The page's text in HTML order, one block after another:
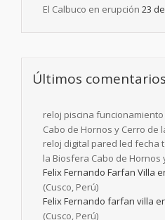
El Calbuco en erupción 23
Últimos comentarios
reloj piscina funcionamiento
Cabo de Hornos y Cerro de
reloj digital pared led fecha
la Biosfera Cabo de Hornos
Felix Fernando Farfan Villa
(Cusco, Perú)
Felix Fernando farfan villa
(Cusco, Perú)